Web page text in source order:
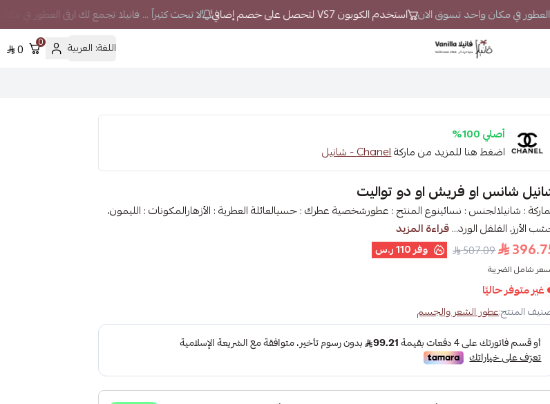
في مكان واحد تسوق الان استخدم الكوبون VS7 لتحصل على خصم إضافي لا تبحث كثيراً ... فانيلا تجمع لك ارقى العطور في
فانيلا اللغة: العربية 0
0
أصلي 100%
اضغط هنا للمزيد من ماركةChanel - شانيل
شانس او ​​فريش او دو تواليت
: شانيلالجنس : نسائينوع المنتج : عطورشخصية عطرك : حسيالعائلة العطرية : الأزهارالمكونات : الليمون،
الأرز، الفلفل الورد...قراءة المزيد
507.09 وفر110 ر.س
شامل الضريبة
غير متوفر حاليًا
المنتج:عطور الشعر والجسم